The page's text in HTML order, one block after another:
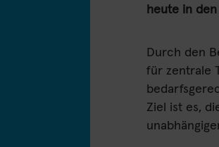
heute in
Durch den
für zentrale
Ziel ist es,